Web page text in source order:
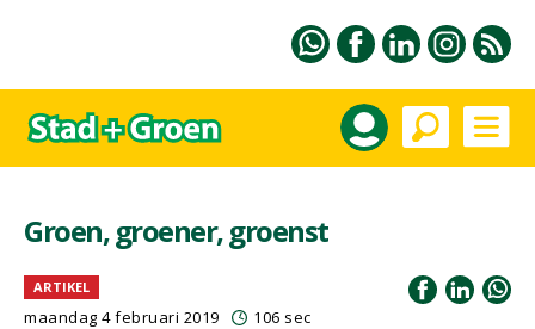
Groen, groener, groenst
ARTIKEL
maandag 4 februari 2019 106 sec